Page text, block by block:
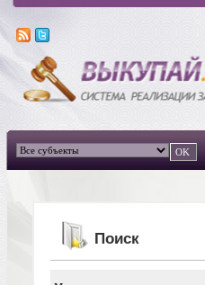
Поиск